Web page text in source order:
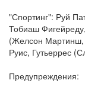
"Спортинг": Руй
Тобиаш
(Желсон
Руис, Гутьеррес
Предупреждения: